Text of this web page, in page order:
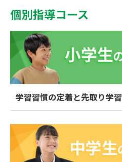
個別指導コース
学習習慣の定着と先取り学習